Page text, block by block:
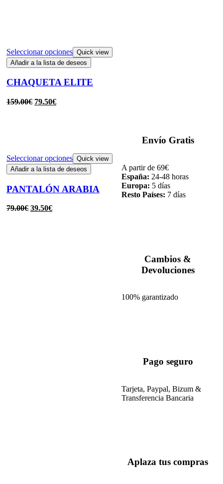
Seleccionar opciones Quick view
Añadir a la lista de deseos
CHAQUETA ELITE
159.00€ 79.50€
Seleccionar opciones Quick view
Añadir a la lista de deseos
PANTALÓN ARABIA
79.00€ 39.50€
Envío Gratis
A partir de 69€
España: 24-48 horas
Europa: 5 días
Resto Países: 7 días
Cambios &
Devoluciones
100% garantizado
Pago seguro
Tarjeta, Paypal, Bizum &
Transferencia Bancaria
Aplaza tus compras